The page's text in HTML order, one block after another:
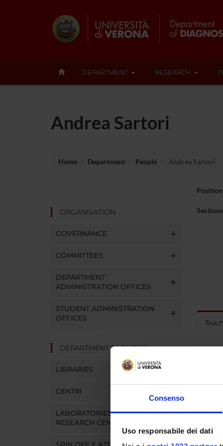
Consenso
Uso responsabile dei dati
DEPARTMENT RESEARCH
Andrea Sartori
Home Department People Andrea Sartori
ORGANISATION
GOVERNANCE
COMMITTEES
DEPARTMENT
ADMINISTRATION OFFICES
STUDENT ADMINISTRATION
OFFICES
DEPARTMENT FACILITIES
LIBRARIES
CENTRI
LABORATORIES AND
RESEARCH CENTRES
Position
Sections
Click